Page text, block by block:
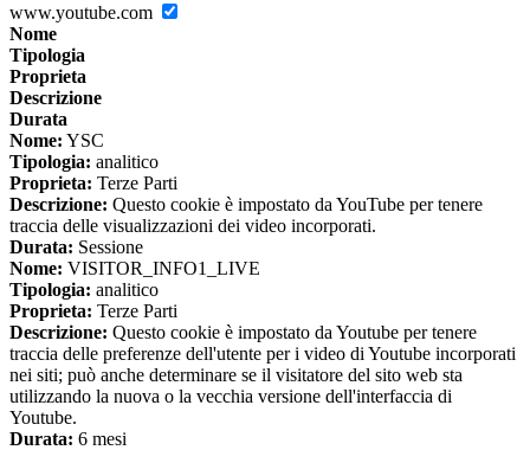
www.youtube.com
Nome
Tipologia
Proprieta
Descrizione
Durata
Nome: YSC
Tipologia: analitico
Proprieta: Terze Parti
Descrizione: Questo cookie è impostato da YouTube per tenere
traccia delle visualizzazioni dei video incorporati.
Durata: Sessione
Nome: VISITOR_INFO1_LIVE
Tipologia: analitico
Proprieta: Terze Parti
Descrizione: Questo cookie è impostato da Youtube per tenere
traccia delle preferenze dell'utente per i video di Youtube incorporati
nei siti; può anche determinare se il visitatore del sito web sta
utilizzando la nuova o la vecchia versione dell'interfaccia di
Youtube.
Durata: 6 mesi